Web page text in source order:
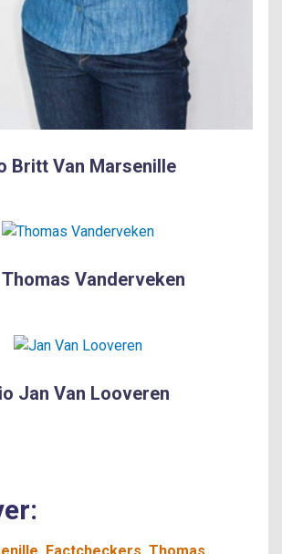
Britt Van Marsenille
Vanderveken
Jan Van Looveren